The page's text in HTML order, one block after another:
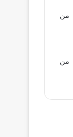
من
من